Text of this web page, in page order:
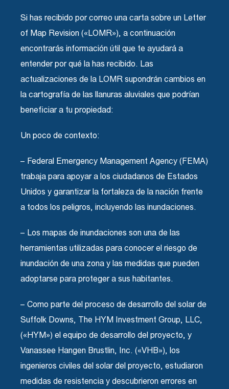
Si has recibido por correo una carta sobre un Letter
of Map Revision («LOMR»), a continuación
encontrarás información útil que te ayudará a
entender por qué la has recibido. Las
actualizaciones de la LOMR supondrán cambios en
la cartografía de las llanuras aluviales que podrían
beneficiar a tu propiedad:
Un poco de contexto:
– Federal Emergency Management Agency (FEMA)
trabaja para apoyar a los ciudadanos de Estados
Unidos y garantizar la fortaleza de la nación frente
a todos los peligros, incluyendo las inundaciones.
– Los mapas de inundaciones son una de las
herramientas utilizadas para conocer el riesgo de
inundación de una zona y las medidas que pueden
adoptarse para proteger a sus habitantes.
– Como parte del proceso de desarrollo del solar de
Suffolk Downs, The HYM Investment Group, LLC,
(«HYM») el equipo de desarrollo del proyecto, y
Vanassee Hangen Brustlin, Inc. («VHB»), los
ingenieros civiles del solar del proyecto, estudiaron
medidas de resistencia y descubrieron errores en